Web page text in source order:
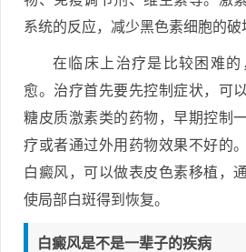
系统的反应，减少黑色素细胞的破
在临床上治疗是比较困难
愈。治疗首先要先控制症状，可
糖皮质激素类的药物，早期控制
疗或者通过外用药物效果不好的
白癜风，可以做表皮色素移植，
使局部白斑得到恢复。
白癜风是不是一辈子的疾病